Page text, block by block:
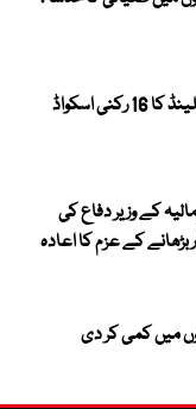
پاکستان کیخلاف ٹیسٹ سیریز ، انگلینڈ کا 16 رکنی اسکواڈ
کے وزیر دفاع کی
بڑھانے کے عزم کا اعادہ
میں کمی کر دی